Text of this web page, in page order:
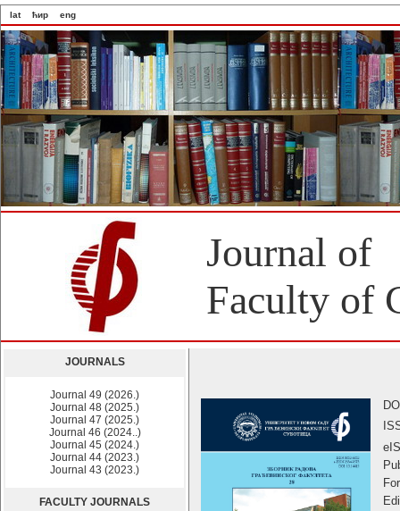
lat ћир eng
Journal of
Faculty of
JOURNALS
Journal 49 (2026.)
Journal 48 (2025.)
Journal 47 (2025.)
Journal 46 (2024..)
Journal 45 (2024.)
Journal 44 (2023.)
Journal 43 (2023.)
FACULTY JOURNALS